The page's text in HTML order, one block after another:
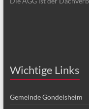
Wichtige Links
Gemeinde Gondelsheim